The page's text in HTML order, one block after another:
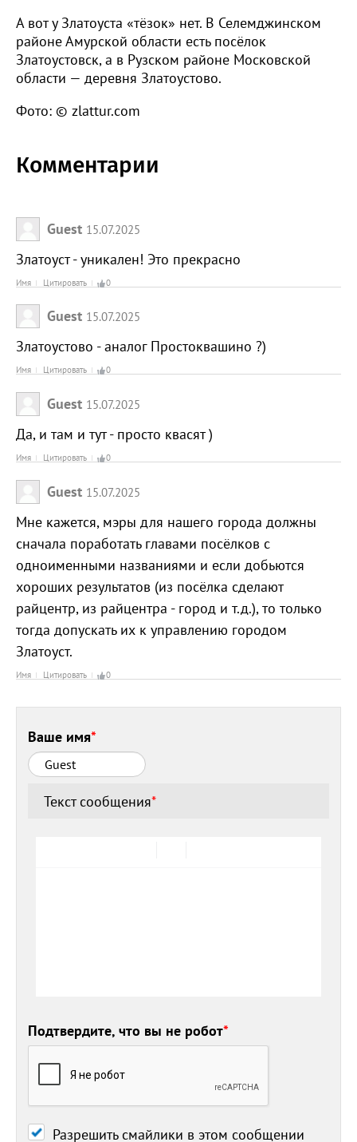
А вот у Златоуста «тёзок» нет. В Селемджинском
районе Амурской области есть посёлок
Златоустовск, а в Рузском районе Московской
области — деревня Златоустово.
Фото: © zlattur.com
Комментарии
Guest 15.07.2025
Златоуст - уникален! Это прекрасно
Имя Цитировать 0
Guest 15.07.2025
Златоустово - аналог Простоквашино ?)
Имя Цитировать 0
Guest 15.07.2025
Да, и там и тут - просто квасят )
Имя Цитировать 0
Guest 15.07.2025
Мне кажется, мэры для нашего города должны
сначала поработать главами посёлков с
одноименными названиями и если добьются
хороших результатов (из посёлка сделают
райцентр, из райцентра - город и т.д.), то только
тогда допускать их к управлению городом
Златоуст.
Имя Цитировать 0
Ваше имя*
Текст сообщения*
Подтвердите, что вы не робот*
Разрешить смайлики в этом сообщении